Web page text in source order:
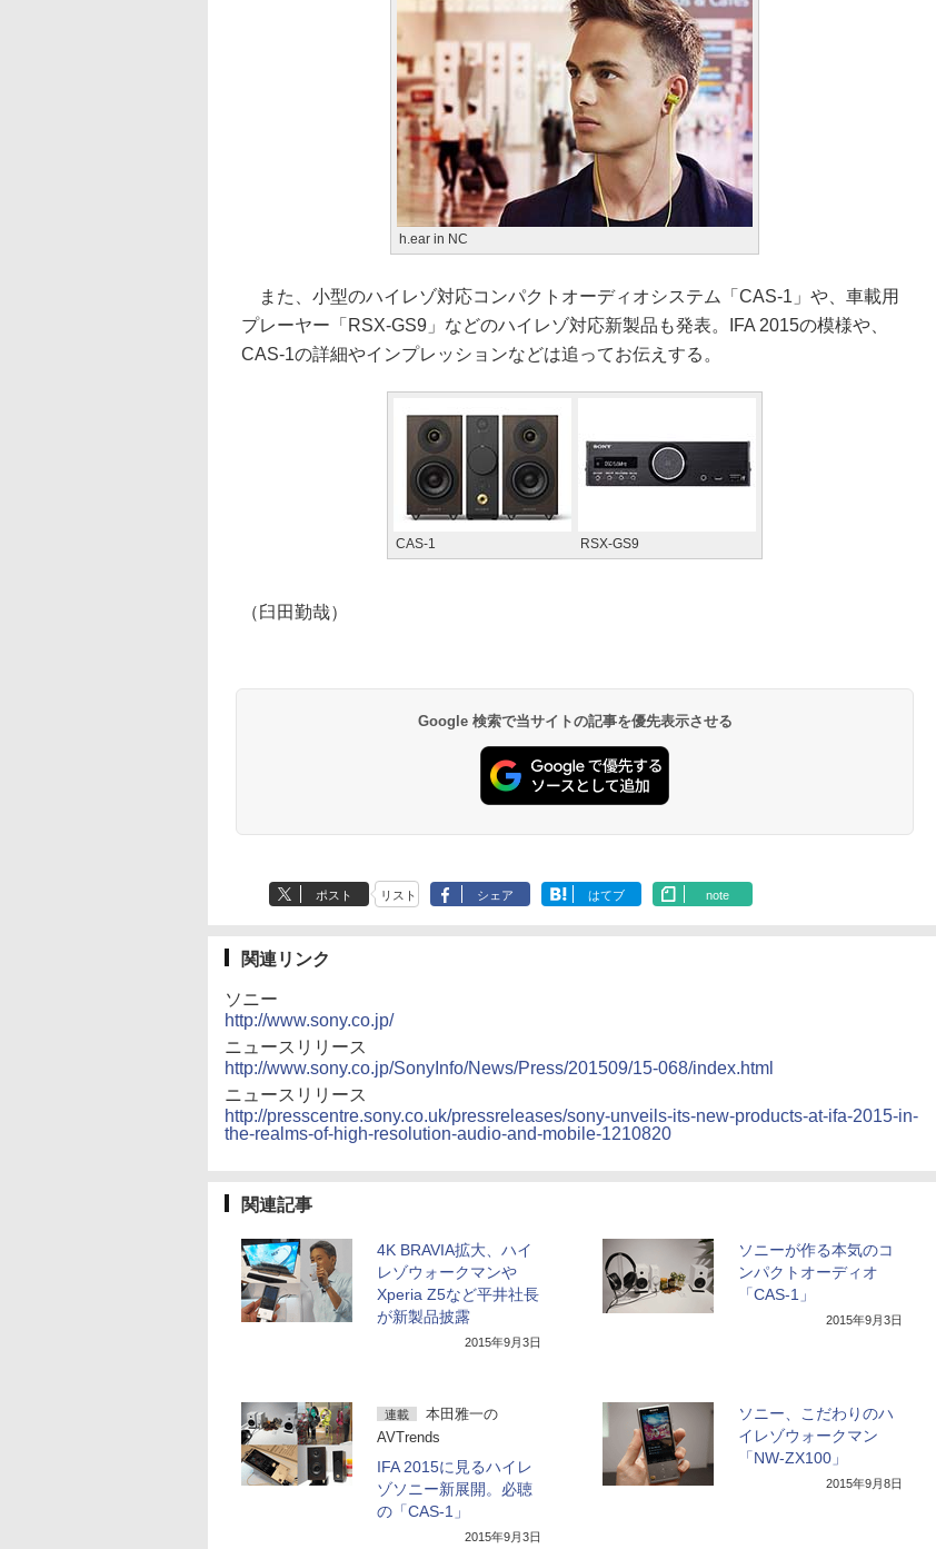
h.ear in NC
また、小型のハイレゾ対応コンパクトオーディオシステム「CAS-1」や、車載用
プレーヤー「RSX-GS9」などのハイレゾ対応新製品も発表。IFA 2015の模様や、
CAS-1の詳細やインプレッションなどは追ってお伝えする。
CAS-1 RSX-GS9
（臼田勤哉）
Google 検索で当サイトの記事を優先表示させる
ポスト リスト シェア はてブ note
関連リンク
ソニー
http://www.sony.co.jp/
ニュースリリース
http://www.sony.co.jp/SonyInfo/News/Press/201509/15-068/index.html
ニュースリリース
http://presscentre.sony.co.uk/pressreleases/sony-unveils-its-new-products-at-ifa-2015-in-
the-realms-of-high-resolution-audio-and-mobile-1210820
関連記事
4K BRAVIA拡大、ハイ
レゾウォークマンや
Xperia Z5など平井社長
が新製品披露
2015年9月3日
ソニーが作る本気のコ
ンパクトオーディオ
「CAS-1」
2015年9月3日
連載
本田雅一の
AVTrends
IFA 2015に見るハイレ
ゾソニー新展開。必聴
の「CAS-1」
2015年9月3日
ソニー、こだわりのハ
イレゾウォークマン
「NW-ZX100」
2015年9月8日